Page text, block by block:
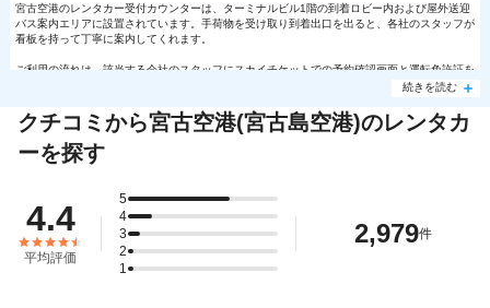
宮古空港のレンタカー受付カウンターは、ターミナルビル1階の到着ロビー内および屋外送迎
バス案内エリアに設置されています。手荷物を受け取り到着出口を出ると、各社のスタッフが
看板を持って丁寧に案内してくれます。
ご利用の流れは、該当する会社のスタッフにスカイチケットでの予約確認画面と運転免許証を
提示し、専用送迎バスに乗車します。空港すぐ横の営業所へ移動し、店舗で車体のチェックと
案内が非常に滑らかなため待ち時間が少なく、到着直後から「宮古ブルー」の海へ向けて速や
かにドライブを開始できます。
続きを読む
クチコミから宮古空港(宮古島空港)のレンタカ
ーを探す
4.4
平均評価
5
4
3
2
1
2,979件